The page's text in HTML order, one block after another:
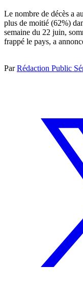
Le nombre de décès a
plus de moitié (62%)
semaine du 22 juin,
frappé le pays, a
ParRédaction Public